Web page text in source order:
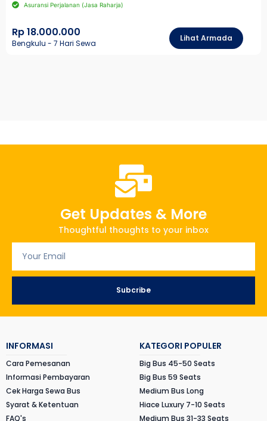
Asuransi Perjalanan (Jasa Raharja)
Rp 18.000.000
Bengkulu - 7 Hari Sewa
Lihat Armada
Get Updates & More
Thoughtful thoughts to your inbox
Subcribe
INFORMASI
Cara Pemesanan
Informasi Pembayaran
Cek Harga Sewa Bus
Syarat & Ketentuan
FAQ's
KATEGORI POPULER
Big Bus 45-50 Seats
Big Bus 59 Seats
Medium Bus Long
Hiace Luxury 7-10 Seats
Medium Bus 31-33 Seats